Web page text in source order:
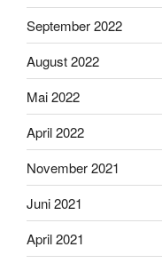
September 2022
August 2022
Mai 2022
April 2022
November 2021
Juni 2021
April 2021